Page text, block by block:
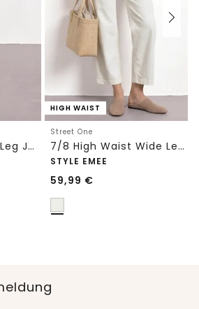
High Waist Barrel Leg Jeans im Loose Fit
HIGH WAIST
Street One
7/8 High Waist Wide Leg Jeans im Loose Fit
STYLE EMEE
59,99 €